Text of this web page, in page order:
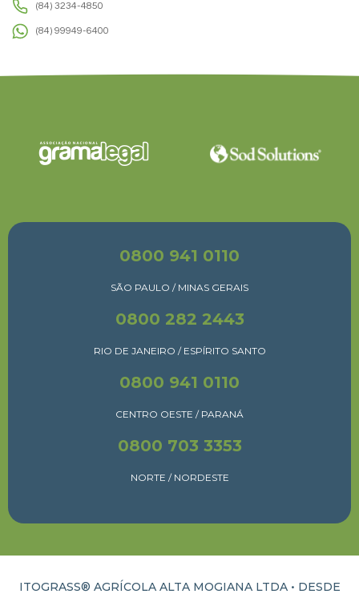
(84) 3234-4850
(84) 99949-6400
0800 941 0110
SÃO PAULO / MINAS GERAIS
0800 282 2443
RIO DE JANEIRO / ESPÍRITO SANTO
0800 941 0110
CENTRO OESTE / PARANÁ
0800 703 3353
NORTE / NORDESTE
ITOGRASS® AGRÍCOLA ALTA MOGIANA LTDA • DESDE